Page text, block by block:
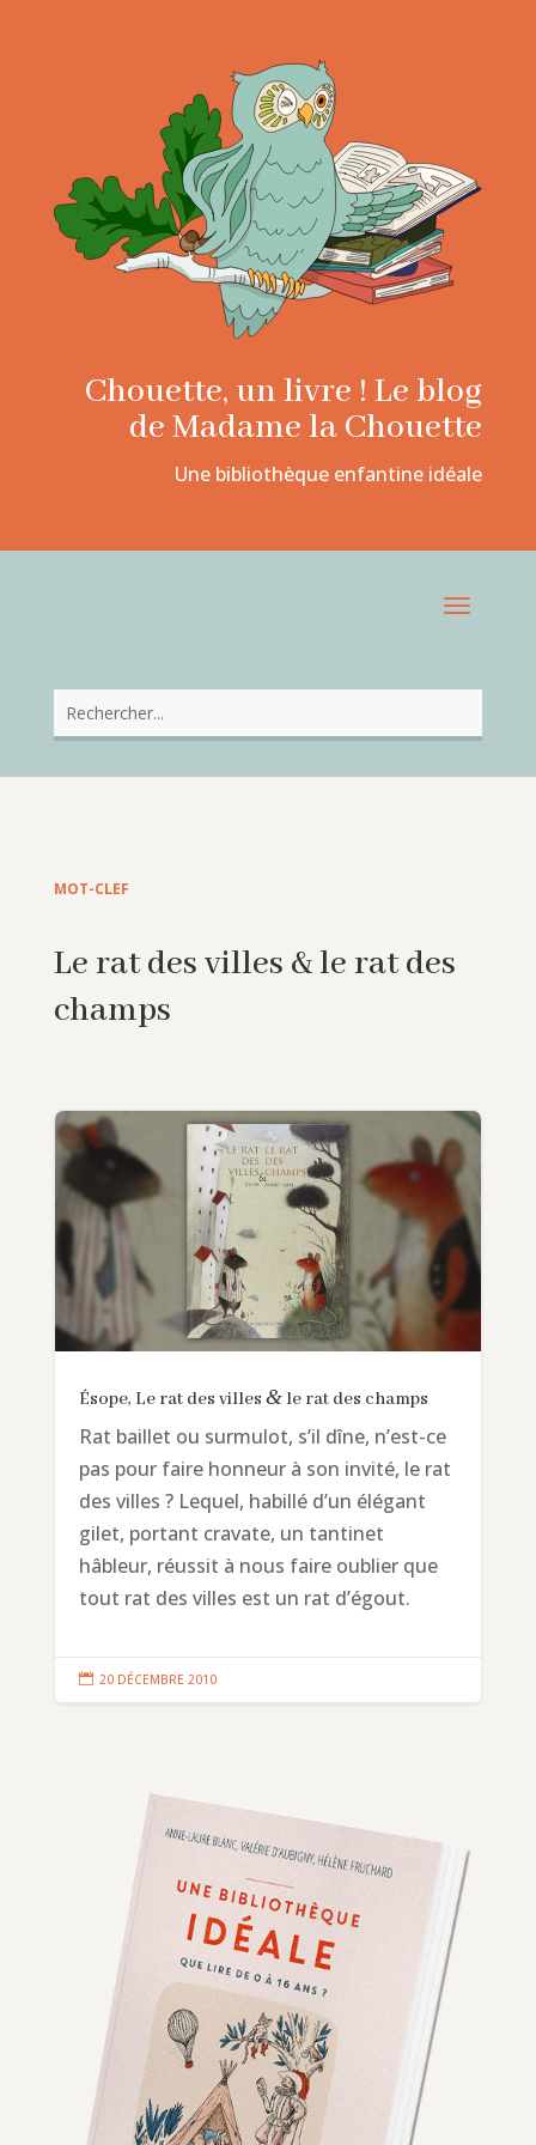
Chouette, un livre ! Le blog
de Madame la Chouette
Une bibliothèque enfantine idéale
MOT-CLEF
Le rat des villes & le rat des
champs
Ésope, Le rat des villes &le rat des champs
Rat baillet ou surmulot, s’il dîne, n’est-ce
pas pour faire honneur à son invité, le rat
des villes ? Lequel, habillé d’un élégant
gilet, portant cravate, un tantinet
hâbleur, réussit à nous faire oublier que
tout rat des villes est un rat d’égout.
 20 DÉCEMBRE 2010